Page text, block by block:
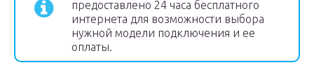
предоставлено 24 часа бесплатного
интернета для возможности выбора
нужной модели подключения и ее
оплаты.